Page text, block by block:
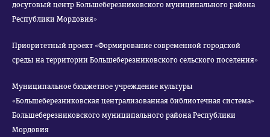
досуговый центр Большеберезниковского муниципального района
Республики Мордовия»
Приоритетный проект «Формирование современной городской
среды на территории Большеберезниковского сельского поселения»
Муниципальное бюджетное учреждение культуры
«Большеберезниковская централизованная библиотечная система»
Большеберезниковского муниципального района Республики
Мордовия